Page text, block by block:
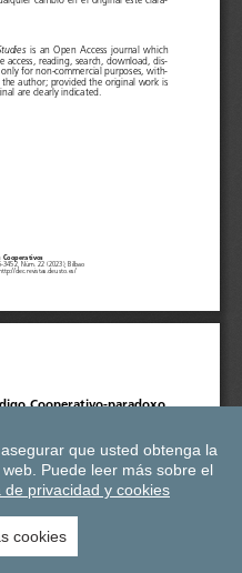
que usted obtenga la
Puede leer más sobre el
de privacidad y cookies
cookies